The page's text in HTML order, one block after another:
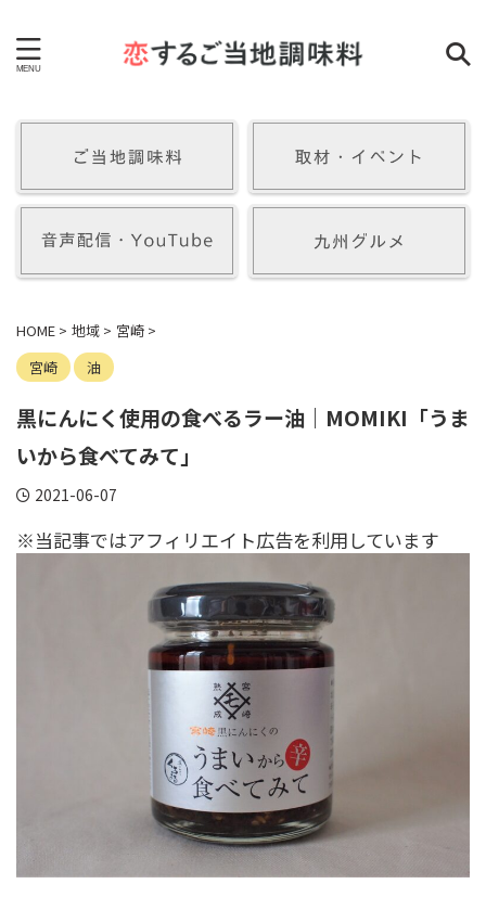
HOME > 地域 > 宮崎 >
宮崎
油
黒にんにく使用の食べるラー油｜MOMIKI「うま
いから食べてみて」
2021-06-07
※当記事ではアフィリエイト広告を利用しています